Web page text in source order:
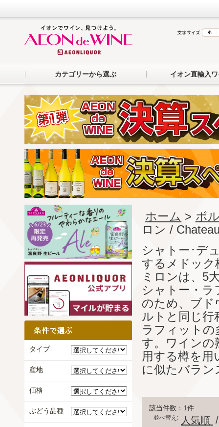
カテゴリーから選ぶ イオン直輸入
ホーム > ボ
ロン /
シャトー･デ
するメドック
ミロンは、5
シャトー・
のため、ブド
ルトと同じ行
ラフィットの
す。ワインの
用する樽を
に似たバラ
該当件数：1件
並べ替え: 人気順
タイプ
産地
価格
ぶどう品種